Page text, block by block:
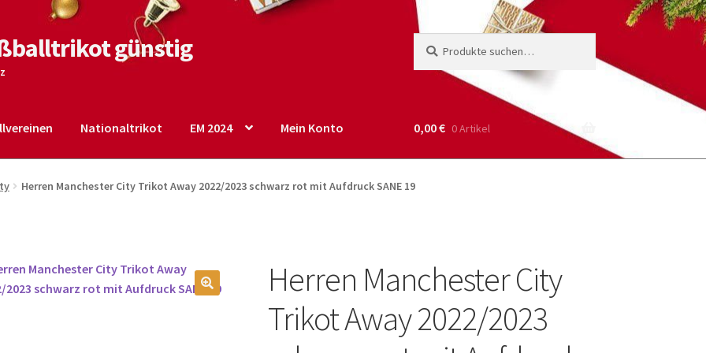
günstig
nach:
Nationaltrikot EM 2024 Mein Konto
Shop Startseite – English Warenkorb
0,00€ 0 Artikel
Herren Manchester City Trikot Away 2022/2023 schwarz rot mit Aufdruck SANE 19
Herren Manchester City
Trikot Away 2022/2023